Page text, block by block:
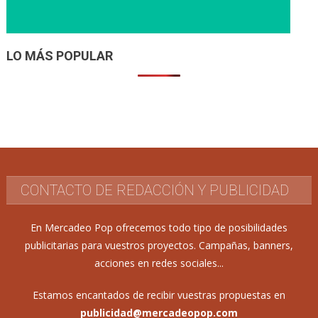
LO MÁS POPULAR
CONTACTO DE REDACCIÓN Y PUBLICIDAD
En Mercadeo Pop ofrecemos todo tipo de posibilidades
publicitarias para vuestros proyectos. Campañas, banners,
acciones en redes sociales...
Estamos encantados de recibir vuestras propuestas en
publicidad@mercadeopop.com